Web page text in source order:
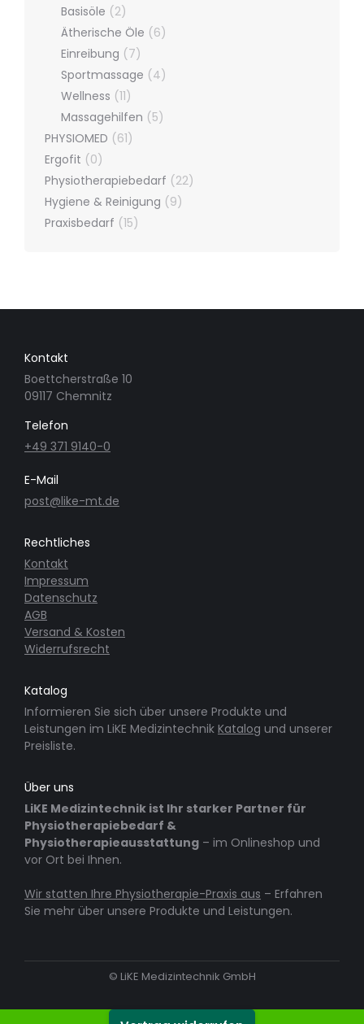
Basisöle (2)
Ätherische Öle (6)
Einreibung (7)
Sportmassage (4)
Wellness (11)
Massagehilfen (5)
PHYSIOMED (61)
Ergofit (0)
Physiotherapiebedarf (22)
Hygiene & Reinigung (9)
Praxisbedarf (15)
Kontakt
Boettcherstraße 10
09117 Chemnitz
Telefon
+49 371 9140-0
E-Mail
post@like-mt.de
Rechtliches
Kontakt
Impressum
Datenschutz
AGB
Versand & Kosten
Widerrufsrecht
Katalog
Informieren Sie sich über unsere Produkte und
Leistungen im LiKE Medizintechnik Katalog und unserer
Preisliste.
Über uns
LiKE Medizintechnik ist Ihr starker Partner für
Physiotherapiebedarf &
Physiotherapieausstattung – im Onlineshop und
vor Ort bei Ihnen.
Wir statten Ihre Physiotherapie-Praxis aus – Erfahren
Sie mehr über unsere Produkte und Leistungen.
© LiKE Medizintechnik GmbH